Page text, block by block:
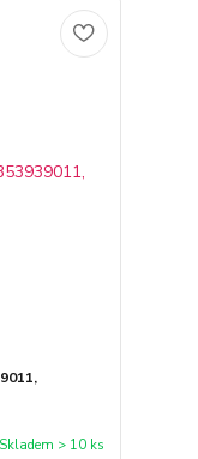
Skladem > 10 ks